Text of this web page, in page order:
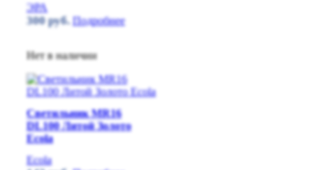
ЭРА
300руб. Подробнее
Нет в наличии
Светильник MR16
DL100 Литой Золото
Ecola
Ecola